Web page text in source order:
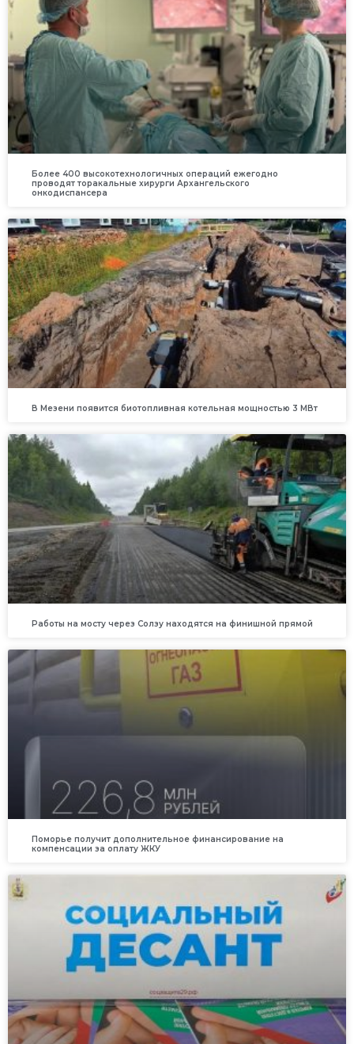
Более 400 высокотехнологичных операций ежегодно
проводят торакальные хирурги Архангельского
онкодиспансера
В Мезени появится биотопливная котельная мощностью 3 МВт
Работы на мосту через Солзу находятся на финишной прямой
Поморье получит дополнительное финансирование на
компенсации за оплату ЖКУ